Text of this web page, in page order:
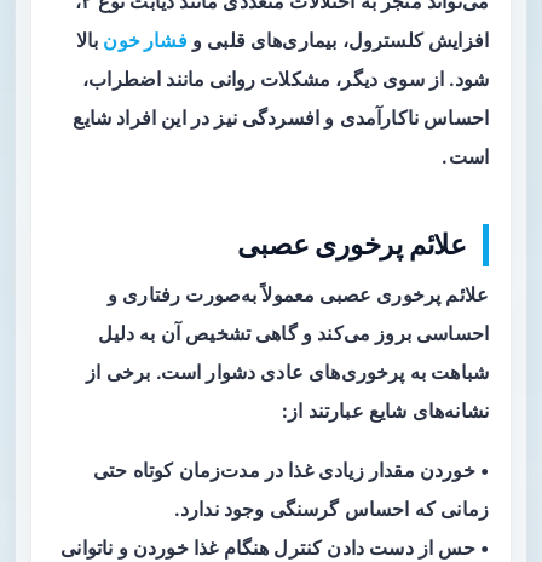
افزایش کلسترول، بیماری‌های قلبی و فشار خون بالا
شود. از سوی دیگر، مشکلات روانی مانند اضطراب،
احساس ناکارآمدی و افسردگی نیز در این افراد شایع
است.
علائم پرخوری عصبی
علائم پرخوری عصبی معمولاً به‌صورت رفتاری و
احساسی بروز می‌کند و گاهی تشخیص آن به دلیل
شباهت به پرخوری‌های عادی دشوار است. برخی از
نشانه‌های شایع عبارتند از:
• خوردن مقدار زیادی غذا در مدت‌زمان کوتاه حتی
زمانی که احساس گرسنگی وجود ندارد.
• حس از دست دادن کنترل هنگام غذا خوردن و ناتوانی